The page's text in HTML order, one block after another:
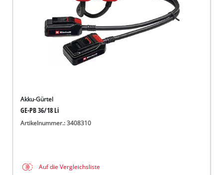
Akku-Gürtel
GE-PB 36/18 Li
Artikelnummer.: 3408310
Auf die Vergleichsliste